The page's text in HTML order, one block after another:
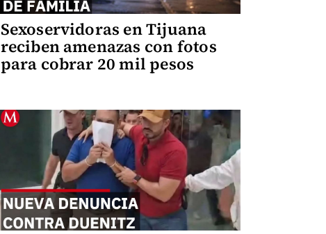
Sexoservidoras en Tijuana
reciben amenazas con fotos
para cobrar 20 mil pesos